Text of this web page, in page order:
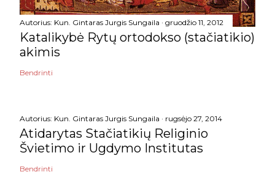
Autorius: Kun. Gintaras Jurgis Sungaila gruodžio 11, 2012
Katalikybė Rytų ortodokso (stačiatikio)
akimis
Bendrinti
Autorius: Kun. Gintaras Jurgis Sungaila rugsėjo 27, 2014
Atidarytas Stačiatikių Religinio
Švietimo ir Ugdymo Institutas
Bendrinti